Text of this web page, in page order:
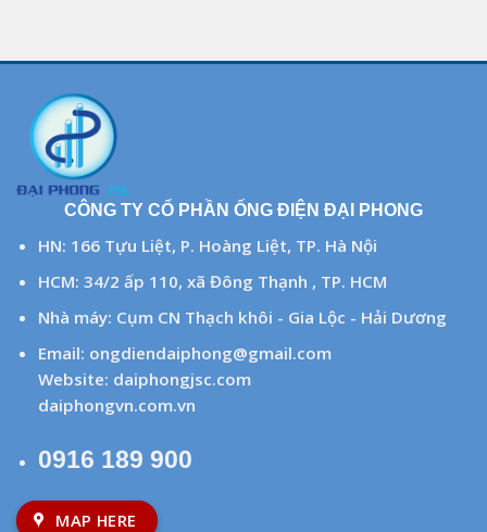
CÔNG TY CỔ PHẦN ỐNG ĐIỆN ĐẠI PHONG
HN: 166 Tựu Liệt, P. Hoàng Liệt, TP. Hà Nội
HCM: 34/2 ấp 110, xã Đông Thạnh , TP. HCM
Nhà máy: Cụm CN Thạch khôi - Gia Lộc - Hải Dương
Email: ongdiendaiphong@gmail.com
Website: daiphongjsc.com
daiphongvn.com.vn
0916 189 900
MAP HERE